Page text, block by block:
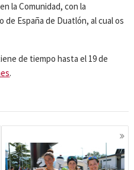
la Comunidad, con la
España de Duatlón, al cual os
de tiempo hasta el 19 de
.